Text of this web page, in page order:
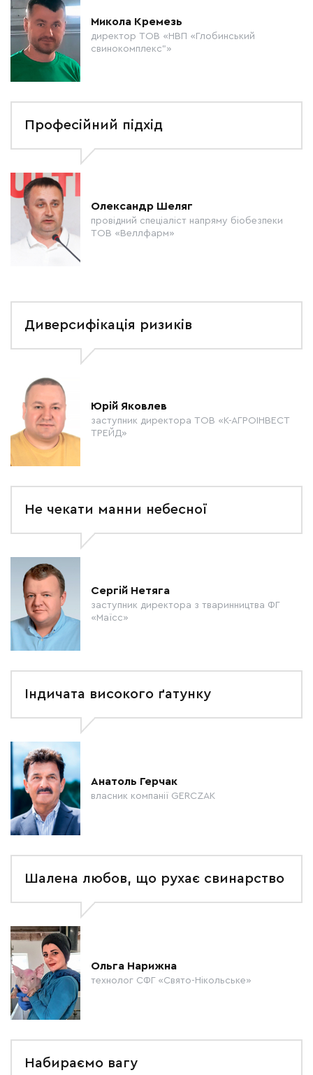
Микола Кремезь
директор ТОВ «НВП «Глобинський
свинокомплекс”»
Професійний підхід
Олександр Шеляг
провідний спеціаліст напряму біобезпеки
ТОВ «Веллфарм»
Диверсифікація ризиків
Юрій Яковлев
заступник директора ТОВ «К-АГРОІНВЕСТ
ТРЕЙД»
Не чекати манни небесної
Сергій Нетяга
заступник директора з тваринництва ФГ
«Маїсс»
Індичата високого ґатунку
Анатоль Герчак
власник компанії GERCZAK
Шалена любов, що рухає свинарство
Ольга Нарижна
технолог СФГ «Свято-Нікольське»
Набираємо вагу